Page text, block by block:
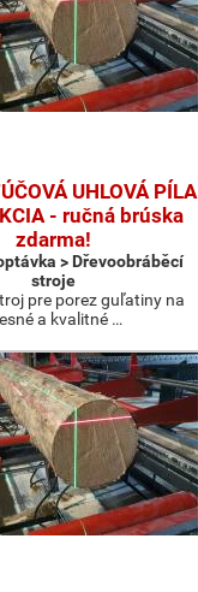
UHLOVÁ PÍLA
- ručná brúska
zdarma!
> Dřevoobráběcí
stroje
pre porez guľatiny na
a kvalitné …